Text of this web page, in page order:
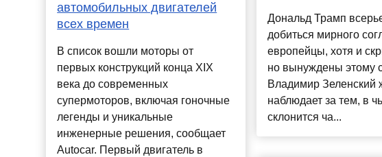
автомобильных двигателей
всех времен
В список вошли моторы от
первых конструкций конца XIX
века до современных
супермоторов, включая гоночные
легенды и уникальные
инженерные решения, сообщает
Autocar. Первый двигатель в
Дональд Трамп
добиться мирного
европейцы, хотя и
но вынуждены этому
Владимир Зеленский
наблюдает за тем, в
склонится ча...